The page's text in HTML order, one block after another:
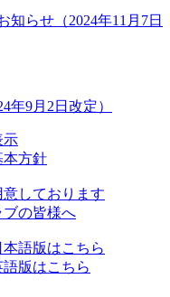
知らせ（2024年11月7日
年9月2日改定）
示
本方針
しております
の皆様へ
本語版はこちら
語版はこちら